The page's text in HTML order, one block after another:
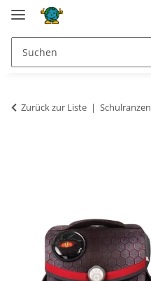
Zurück zur Liste Schulranzen